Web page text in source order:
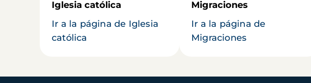
Iglesia católica
Ir a la página de Iglesia
católica
Migraciones
Ir a la página de
Migraciones